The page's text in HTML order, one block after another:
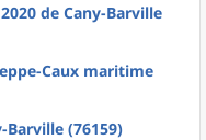
de Cany-Barville
Caux maritime
Barville (76159)